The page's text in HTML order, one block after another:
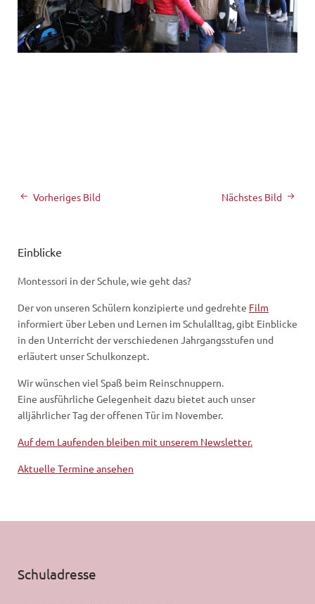
Nächstes Bild
Vorheriges Bild
Einblicke
Montessori in der Schule, wie geht das?
Der von unseren Schülern konzipierte und gedrehte Film
informiert über Leben und Lernen im Schulalltag, gibt Einblicke
in den Unterricht der verschiedenen Jahrgangsstufen und
erläutert unser Schulkonzept.
Wir wünschen viel Spaß beim Reinschnuppern.
Eine ausführliche Gelegenheit dazu bietet auch unser
alljährlicher Tag der offenen Tür im November.
Auf dem Laufenden bleiben mit unserem Newsletter.
Aktuelle Termine ansehen
Schuladresse